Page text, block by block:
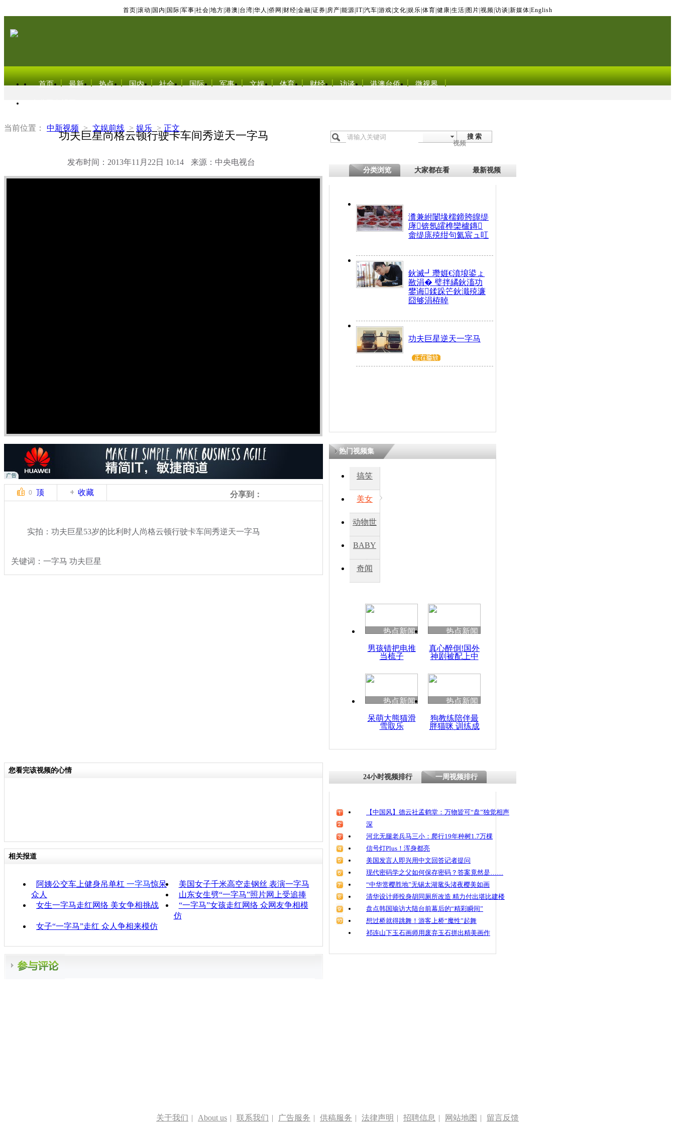
首页 滚动 国内 国际 军事 社会 地方 港澳 台湾 华人 侨网 财经 金融 证券 房产 能源 IT| 汽车 游戏 文化 娱乐 体育 健康 生活 图片 视频 访谈 新媒体 English
首页 最新 热点 国内 社会 国际 军事 文娱 体育 财经 访谈 港澳台侨 微视界
当前位置： 中新视频 > 文娱前线 > 娱乐 > 正文
功夫巨星尚格云顿行驶卡车间秀逆天一字马
发布时间：2013年11月22日 10:14 来源：中央电视台
搜 索
视频
分类浏览 大家都在看 最新视频
瀵兼紨闄堟檽鍗胯皥缇
庨锛氬皬榫欒櫨鏄
畬缇庣殑绀句氦宸ュ叿
鈥滅┛瓒娾€濆埌鍙ょ
敾涓� 璧拌繘鈥滀功
鐢诲鍒跺笀鈥濈殑濂
囧够涓栫晫
功夫巨星逆天一字马
0 顶 收藏 分享到：
实拍：功夫巨星53岁的比利时人尚格云顿行驶卡车间秀逆天一字马
关键词：一字马 功夫巨星
热门视频集
搞笑
美女
动物世
BABY
秀
奇闻
热点新闻
男孩错把电推
当梳子
热点新闻
真心醉倒!国外
神剧被配上中
热点新闻
呆萌大熊猫滑
雪取乐
热点新闻
狗教练陪伴最
胖猫咪 训练成
您看完该视频的心情
相关报道
阿姨公交车上健身吊单杠 一字马惊呆
众人
美国女子千米高空走钢丝 表演一字马
山东女生劈“一字马”照片网上受追捧
女生一字马走红网络 美女争相挑战
“一字马”女孩走红网络 众网友争相模
仿
女子“一字马”走红 众人争相来模仿
24小时视频排行 一周视频排行
【中国风】德云社孟鹤堂：万物皆可“盘”独觉相声
深
河北无腿老兵马三小：爬行19年种树1.7万棵
信号灯Plus！浑身都亮
美国发言人即兴用中文回答记者提问
现代密码学之父如何保存密码？答案竟然是……
“中华赏樱胜地”无锡太湖鼋头渚夜樱美如画
清华设计师投身胡同厕所改造 精力付出堪比建楼
盘点韩国瑜访大陆台前幕后的“精彩瞬间”
想过桥就得跳舞！游客上桥“魔性”起舞
祁连山下玉石画师用废弃玉石拼出精美画作
关于我们 | About us | 联系我们 | 广告服务 | 供稿服务 | 法律声明 | 招聘信息 | 网站地图 | 留言反馈